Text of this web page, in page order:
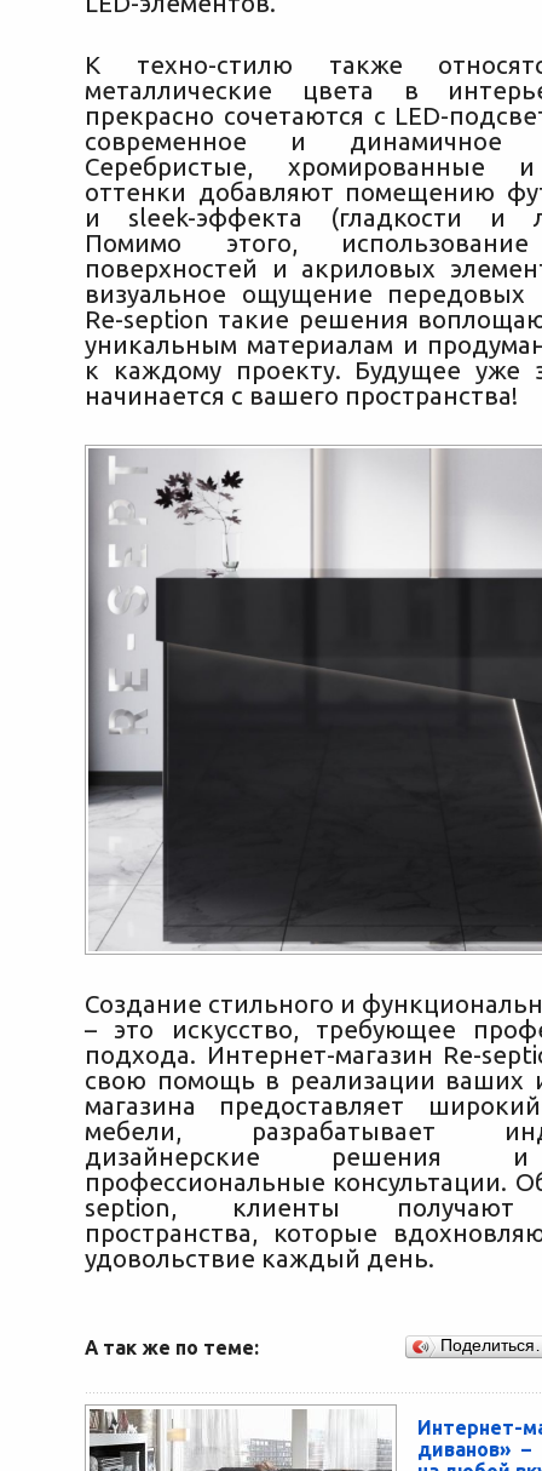
К техно-стилю также
металлические цвета в
прекрасно сочетаются с LED-
современное и динамичное
Серебристые, хромированные
оттенки добавляют помещению
и sleek-эффекта (гладкости и
Помимо этого,
поверхностей и акриловых
визуальное ощущение передовых
Re-seption такие решения
уникальным материалам и
к каждому проекту. Будущее уже
начинается с вашего пространства!
Создание стильного и
– это искусство, требующее
подхода. Интернет-магазин Re-
свою помощь в реализации ваших
магазина предоставляет
мебели, разрабатывает
дизайнерские решения
профессиональные консультации.
seption, клиенты получают
пространства, которые
удовольствие каждый день.
А так же по теме:
диванов»